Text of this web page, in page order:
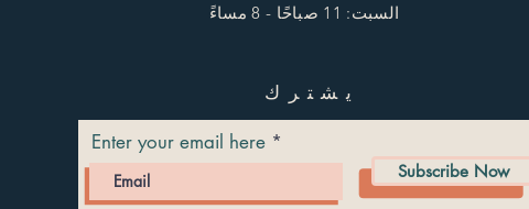
السبت: 11 صباحًا - 8 مساءً
يشترك
Enter your email here
Subscribe Now